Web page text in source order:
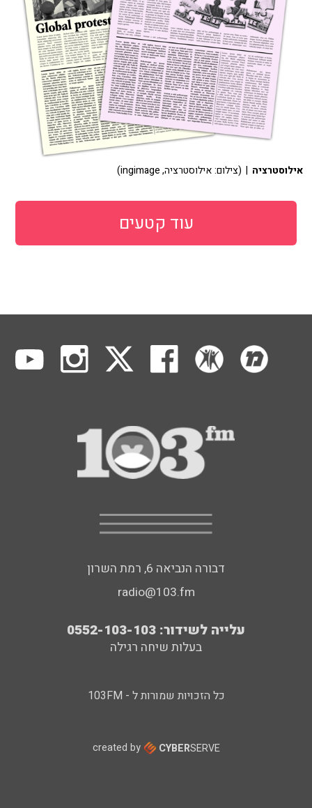
אילוסטרציה | (צילום: אילוסטרציה, ingimage)
עוד קטעים
דבורה הנביאה 6, רמת השרון
radio@103.fm
עלייה לשידור: 0552-103-103
בעלות שיחה רגילה
כל הזכויות שמורות ל - 103FM
created by CYBERSERVE